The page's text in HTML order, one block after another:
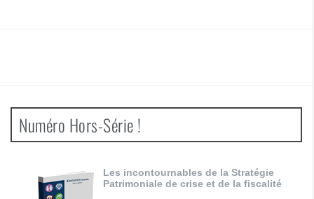
Numéro Hors-Série !
Les incontournables de la Stratégie
Patrimoniale de crise et de la fiscalité